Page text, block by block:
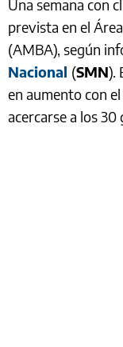
Una semana con
prevista en el
(AMBA), según
Nacional (SMN).
en aumento con
acercarse a los